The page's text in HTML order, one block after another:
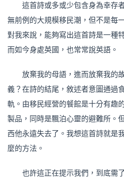
這首詩或多或少包含身為幸存
無前例的大規模移民潮，但不是每
對我來說，能夠寫出這首詩是一種
而如今身處英國，也常常說英語。
放棄我的母語，進而放棄我的
義？在詩的結尾，敘述者意圖通過
軌。由移民經營的餐館是十分有趣
製品，同時是飄泊心靈的避難所。
西他永遠失去了。我想這首詩就是
麼的方法。
也許這正在提示我們，到底需